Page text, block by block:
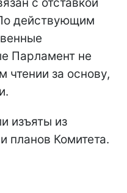
действующим
Парламент не
чтении за основу,
изъяты из
планов Комитета.